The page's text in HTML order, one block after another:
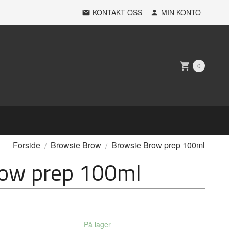
KONTAKT OSS MIN KONTO
0
Forside Browsie Brow Browsie Brow prep 100ml
prep 100ml
På lager